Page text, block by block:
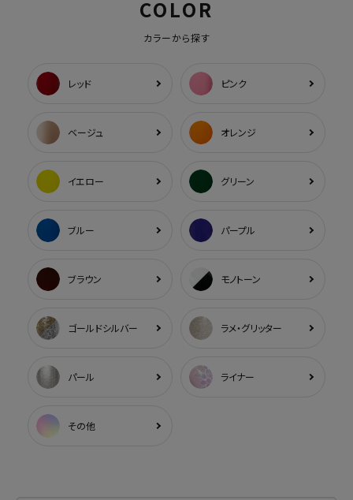
COLOR
カラーから探す
レッド ピンク
ベージュ オレンジ
イエロー グリーン
ブルー パープル
ブラウン モノトーン
ゴールドシルバー ラメ・グリッター
パール ライナー
その他